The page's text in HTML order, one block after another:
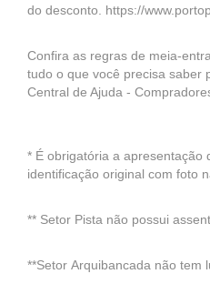
do desconto. https://
Confira as regras de meia-
tudo o que você precisa saber
Central de Ajuda -
* É obrigatória a apresentação
identificação original com foto
** Setor Pista não possui
**Setor Arquibancada não tem